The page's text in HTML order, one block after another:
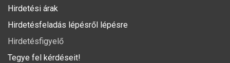
Hirdetési árak
Hirdetésfeladás lépésről lépésre
Hirdetésfigyelő
Tegye fel kérdéseit!